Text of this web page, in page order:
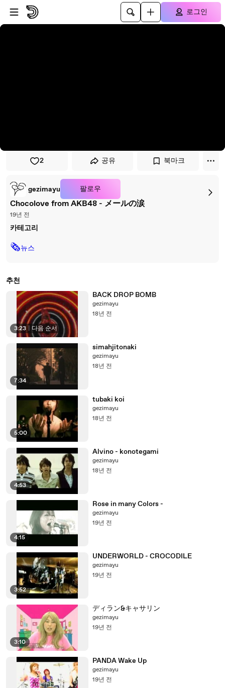
플레이어로 건너뛰기
본문으로 건너뛰기
로그인
2 공유 북마크
gezimayu 팔로우
Chocolove from AKB48 - メールの涙
19년 전
카테고리
🗞뉴스
추천
3:23 다음 순서
BACK DROP BOMB
gezimayu
18년 전
7:34
simahjitonaki
gezimayu
18년 전
5:00
tubaki koi
gezimayu
18년 전
4:53
Alvino - konotegami
gezimayu
18년 전
4:15
Rose in many Colors -
gezimayu
19년 전
3:52
UNDERWORLD - CROCODILE
gezimayu
19년 전
3:10
ディラン&キャサリン
gezimayu
19년 전
PANDA Wake Up
gezimayu
19년 전